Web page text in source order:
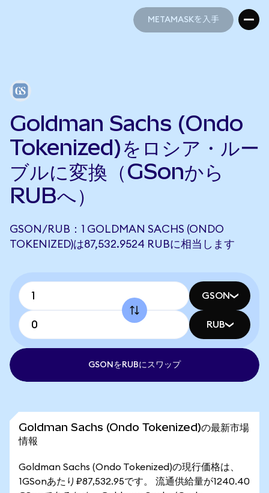
METAMASKを入手
Goldman Sachs (Ondo
Tokenized)をロシア・ルー
ブルに変換（GSonから
RUBへ）
GSON/RUB：1 GOLDMAN SACHS (ONDO
TOKENIZED)は87,532.9524 RUBに相当します
GSON
RUB
GSONをRUBにスワップ
Goldman Sachs (Ondo Tokenized)の最新市場
情報
Goldman Sachs (Ondo Tokenized)の現行価格は、
1GSonあたり₽87,532.95です。 流通供給量が1240.40